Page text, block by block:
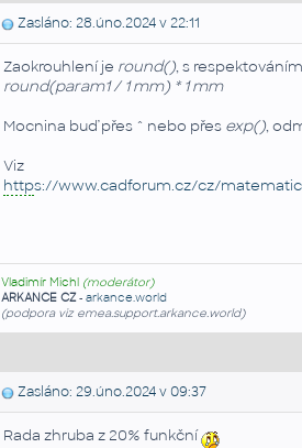
Zasláno: 28.úno.2024 v 22:11
Zaokrouhlení je round(), s
round(param1 / 1 mm) * 1 mm
Mocnina buď přes ^ nebo přes exp(),
Viz
https://www.cadforum.cz/cz/
Vladimír Michl (moderátor)
ARKANCE CZ- arkance.world
(podpora viz emea.support.arkance.world)
Zasláno: 29.úno.2024 v 09:37
Rada zhruba z 20% funkční